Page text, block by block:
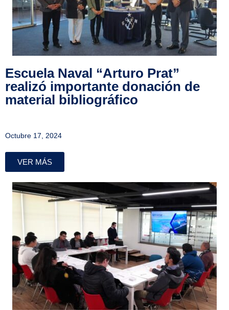
Escuela Naval “Arturo Prat”
realizó importante donación de
material bibliográfico
Octubre 17, 2024
VER MÁS